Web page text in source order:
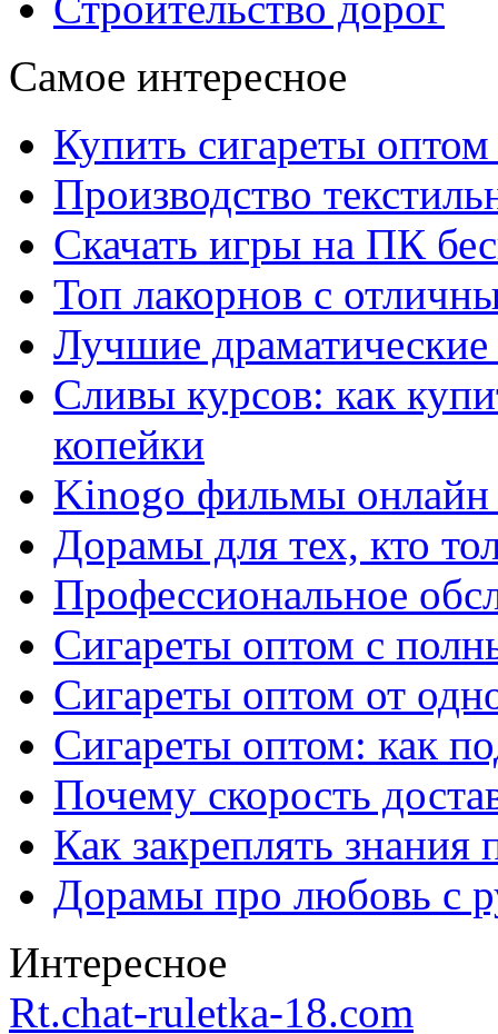
Самое интересное
Купить сигареты
Производство
Скачать игры на ПК
Топ лакорнов с
Лучшие
Сливы курсов: как
копейки
Kinogo фильмы онлайн
Дорамы для тех, кто
Профессиональное
Сигареты оптом с
Сигареты оптом от
Сигареты оптом: как
Почему скорость
Как закреплять знания
Дорамы про любовь с
Интересное
Rt.chat-ruletka-18.com